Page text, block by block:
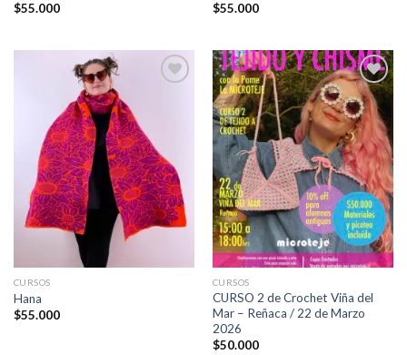
$55.000
$55.000
lista de
deseos
CURSOS
Hana
$55.000
Añadir
a la
lista de
deseos
CURSOS
CURSO 2 de Crochet Viña del
Mar – Reñaca / 22 de Marzo
2026
$50.000